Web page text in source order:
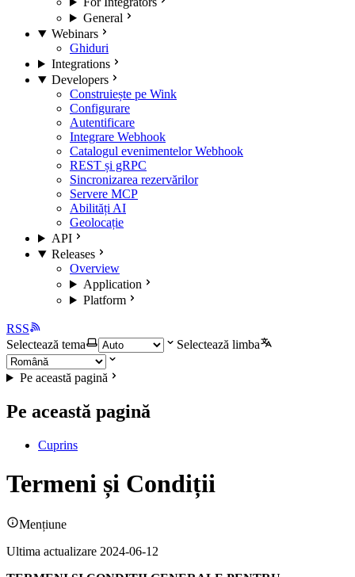
General
Webinars
Ghiduri
Integrations
Developers
Construiește pe Wink
Configurare
Autentificare
Integrare Webhook
Catalogul evenimentelor Webhook
REST și gRPC
Sincronizarea rezervărilor
Servere MCP
Abilități AI
Geolocație
API
Releases
Overview
Application
Platform
RSS
Selectează tema
Selectează limba
Pe această pagină
Pe această pagină
Cuprins
Termeni și Condiții
Mențiune
Ultima actualizare 2024-06-12